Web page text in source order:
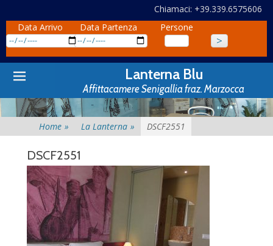
Chiamaci: +39.339.6575606
Data Arrivo
Data Partenza Persone
Primary
Menu
Skip
to
Lanterna Blu
Affittacamere Senigallia fraz. Marzocca
Home » La Lanterna » DSCF2551
DSCF2551